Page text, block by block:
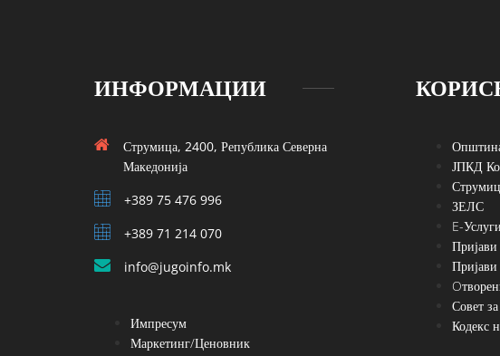
ИНФОРМАЦИИ
Струмица, 2400, Република Северна
Македонија
+389 75 476 996
+389 71 214 070
info@jugoinfo.mk
Импресум
Маркетинг/Ценовник
ЈПКД
ЗЕЛС
E-Услуги
Пријави
Совет
Кодекс